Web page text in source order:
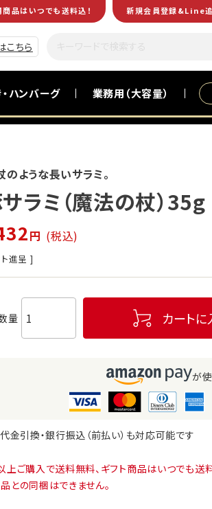
品はいつでも送料込！ 新規会員登録&Line追
こちら
ハンバーグ 業務用（大容量）
ような長いサラミ。
ラミ（魔法の杖）35g
税込
進呈 ]
カートに
が
金引換・銀行振込（前払い）も対応可能です
上ご購入で送料無料、ギフト商品はいつでも送
との同梱はできません。